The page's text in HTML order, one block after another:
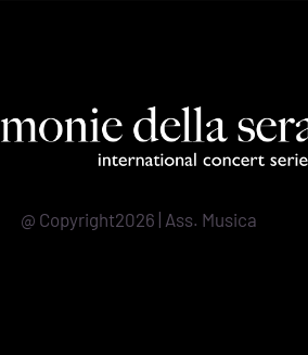
@ Copyright2026 | Ass. Musica